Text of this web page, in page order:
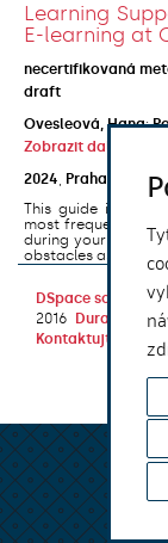
Learning
E-learning at
necertifikovaná
draft
Ovesleová, Hana;
Zobrazit další autory
2024
Praha
This guide
most frequently at
during your
obstacles
DSpace software
2016
DuraSpace
Kontaktujte nás